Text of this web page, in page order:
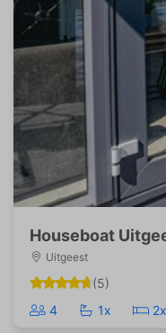
Houseboat
Uitgeest
(5)
4
1x 2x